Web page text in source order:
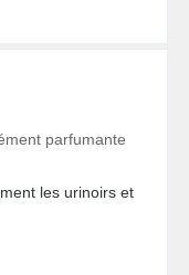
parfumante
les urinoirs et